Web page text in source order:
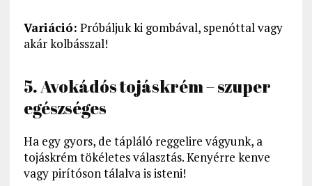
Variáció: Próbáljuk ki gombával, spenóttal vagy
akár kolbásszal!
5. Avokádós tojáskrém – szuper
egészséges
Ha egy gyors, de tápláló reggelire vágyunk, a
tojáskrém tökéletes választás. Kenyérre kenve
vagy pirítóson tálalva is isteni!